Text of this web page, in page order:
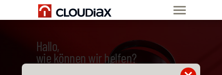
Hallo,
wie können wir helfen?